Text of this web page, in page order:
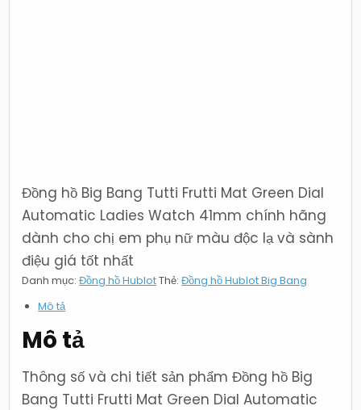
Đồng hồ Big Bang Tutti Frutti Mat Green Dial
Automatic Ladies Watch 41mm chính hãng
dành cho chị em phụ nữ màu độc lạ và sành
điệu giá tốt nhất
Danh mục:Đồng hồ HublotThẻ:Đồng hồ Hublot Big Bang
Mô tả
Mô tả
Thông số và chi tiết sản phẩm Đồng hồ Big
Bang Tutti Frutti Mat Green Dial Automatic